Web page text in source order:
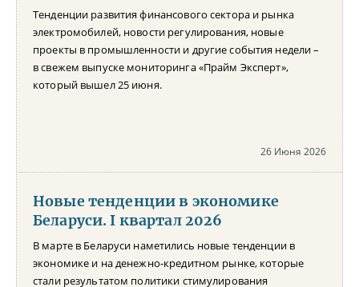
Тенденции развития финансового сектора и рынка
электромобилей, новости регулирования, новые
проекты в промышленности и другие события недели –
в свежем выпуске мониторинга «Прайм Эксперт»,
который вышел 25 июня.
26 Июня 2026
Новые тенденции в экономике
Беларуси. I квартал 2026
В марте в Беларуси наметились новые тенденции в
экономике и на денежно-кредитном рынке, которые
стали результатом политики стимулирования